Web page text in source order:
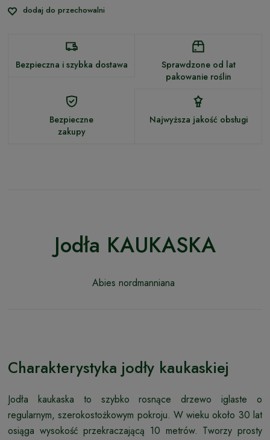
dodaj do przechowalni
Bezpieczna i szybka dostawa
Sprawdzone od lat
pakowanie roślin
Bezpieczne
zakupy
Najwyższa jakość obsługi
Jodła KAUKASKA
Abies nordmanniana
Charakterystyka jodły kaukaskiej
Jodła kaukaska to szybko rosnące drzewo iglaste o
regularnym, szerokostożkowym pokroju. W wieku około 30 lat
osiąga wysokość przekraczającą 10 metrów. Tworzy prosty